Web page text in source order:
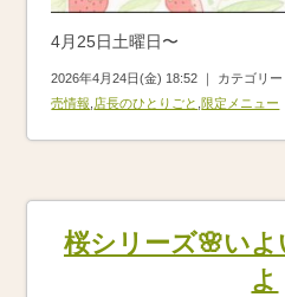
4月25日土曜日〜
2026年4月24日(金) 18:52 ｜ カテゴリー
売情報 店長のひとりごと 限定メニュー
桜シリーズ🌸い
よ